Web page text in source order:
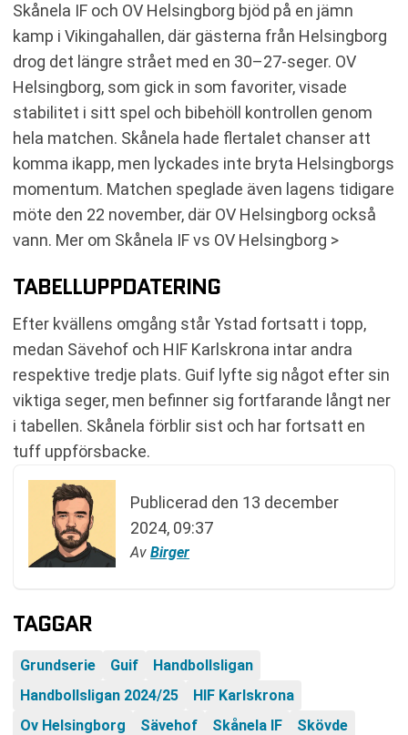
Skånela IF och OV Helsingborg bjöd på en jämn
kamp i Vikingahallen, där gästerna från Helsingborg
drog det längre strået med en 30–27-seger. OV
Helsingborg, som gick in som favoriter, visade
stabilitet i sitt spel och bibehöll kontrollen genom
hela matchen. Skånela hade flertalet chanser att
komma ikapp, men lyckades inte bryta Helsingborgs
momentum. Matchen speglade även lagens tidigare
möte den 22 november, där OV Helsingborg också
vann. Mer om Skånela IF vs OV Helsingborg >
TABELLUPPDATERING
Efter kvällens omgång står Ystad fortsatt i topp,
medan Sävehof och HIF Karlskrona intar andra
respektive tredje plats. Guif lyfte sig något efter sin
viktiga seger, men befinner sig fortfarande långt ner
i tabellen. Skånela förblir sist och har fortsatt en
tuff uppförsbacke.
Publicerad den 13 december
2024, 09:37
Av Birger
TAGGAR
Grundserie Guif
Handbollsligan
Handbollsligan 2024/25
HIF Karlskrona
Ov Helsingborg
Sävehof Skånela IF Skövde